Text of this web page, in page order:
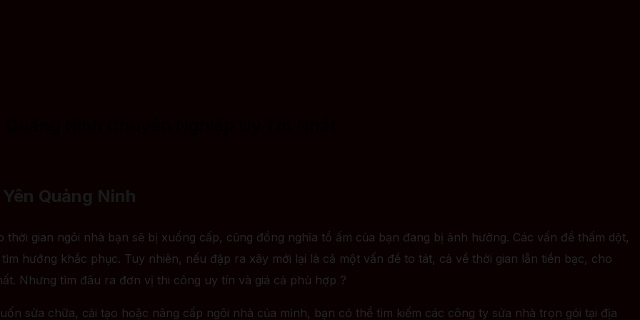
Quảng Ninh
thời gian ngôi nhà bạn sẽ bị xuống cấp, cũng đồng nghĩa tổ ấm của bạn đang bị ảnh hưởng. Các vấn đề thấm dột,
hướng khắc phục. Tuy nhiên, nếu đập ra xây mới lại là cả một vấn đề to tát, cả về thời gian lẫn tiền bạc, cho
Nhưng tìm đâu ra đơn vị thi công uy tín và giá cả phù hợp ?
sửa chữa, cải tạo hoặc nâng cấp ngôi nhà của mình, bạn có thể tìm kiếm các công ty sửa nhà trọn gói tại địa